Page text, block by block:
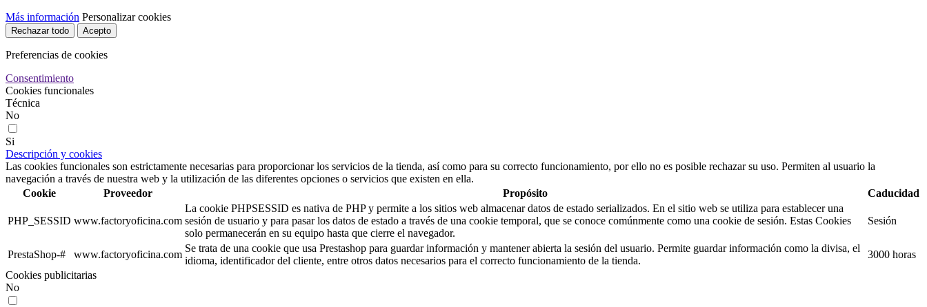
Más información Personalizar cookies
Rechazar todo Acepto
Preferencias de cookies
Consentimiento
Cookies funcionales
Técnica
No
Si
Descripción y cookies
Las cookies funcionales son estrictamente necesarias para proporcionar los servicios de la tienda, así como para su correcto funcionamiento, por ello no es posible rechazar su uso. Permiten al usuario la
navegación a través de nuestra web y la utilización de las diferentes opciones o servicios que existen en ella.
Cookie
Proveedor Propósito Caducidad
PHP_SESSID www.factoryoficina.com
La cookie PHPSESSID es nativa de PHP y permite a los sitios web almacenar datos de estado serializados. En el sitio web se utiliza para establecer una
sesión de usuario y para pasar los datos de estado a través de una cookie temporal, que se conoce comúnmente como una cookie de sesión. Estas Cookies
solo permanecerán en su equipo hasta que cierre el navegador.
Sesión
PrestaShop-# www.factoryoficina.com
Se trata de una cookie que usa Prestashop para guardar información y mantener abierta la sesión del usuario. Permite guardar información como la divisa, el
idioma, identificador del cliente, entre otros datos necesarios para el correcto funcionamiento de la tienda.
3000 horas
Cookies publicitarias
No